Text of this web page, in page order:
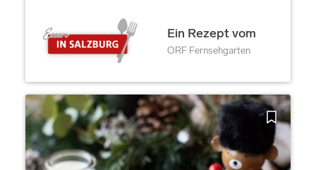
Ein Rezept vom
ORF Fernsehgarten